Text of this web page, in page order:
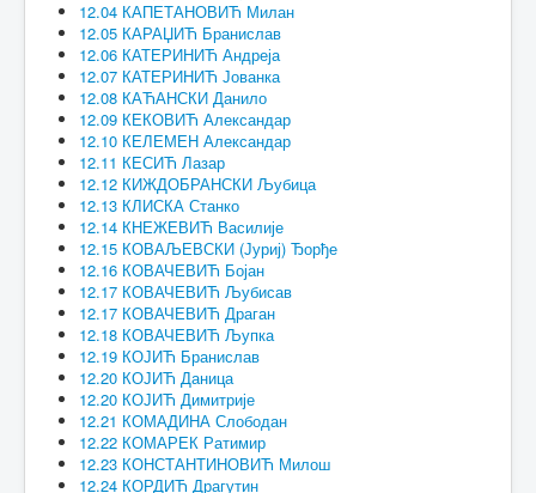
12.04 КАПЕТАНОВИЋ Милан
12.05 КАРАЏИЋ Бранислав
12.06 КАТЕРИНИЋ Андреја
12.07 КАТЕРИНИЋ Јованка
12.08 КАЋАНСКИ Данило
12.09 КЕКОВИЋ Александар
12.10 КЕЛЕМЕН Александар
12.11 КЕСИЋ Лазар
12.12 КИЖДОБРАНСКИ Љубица
12.13 КЛИСКА Станко
12.14 КНЕЖЕВИЋ Василије
12.15 КОВАЉЕВСКИ (Јуриј) Ђорђе
12.16 КОВАЧЕВИЋ Бојан
12.17 КОВАЧЕВИЋ Љубисав
12.17 КОВАЧЕВИЋ Драган
12.18 КОВАЧЕВИЋ Љупка
12.19 КОЈИЋ Бранислав
12.20 КОЈИЋ Даница
12.20 КОЈИЋ Димитрије
12.21 КОМАДИНА Слободан
12.22 КОМАРЕК Ратимир
12.23 КОНСТАНТИНОВИЋ Милош
12.24 КОРДИЋ Драгутин